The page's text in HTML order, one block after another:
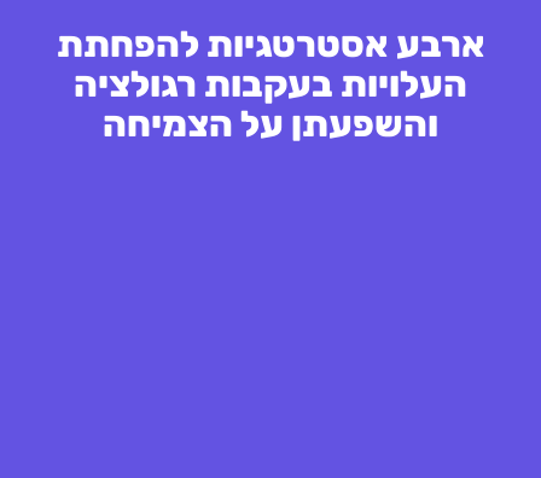
ארבע אסטרטגיות להפחתת
העלויות בעקבות רגולציה
והשפעתן על הצמיחה